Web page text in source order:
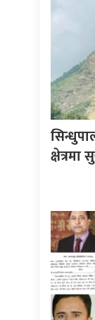
क्षेत्रमा